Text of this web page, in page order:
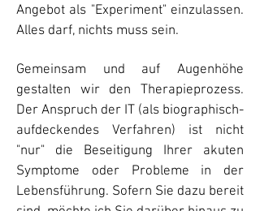
Angebot als "Experiment" einzulassen.
Alles darf, nichts muss sein.
Gemeinsam und auf Augenhöhe
gestalten wir den Therapieprozess.
Der Anspruch der IT (als biographisch-
aufdeckendes Verfahren) ist nicht
"nur" die Beseitigung Ihrer akuten
Symptome oder Probleme in der
Lebensführung. Sofern Sie dazu bereit